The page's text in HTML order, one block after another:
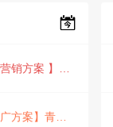
【小红书营销方案 】2025小红书节日大促节点大促IP营销方案
【旅游推广方案】青岛城市活力与山海魅力旅游推广方案（PPT格式）